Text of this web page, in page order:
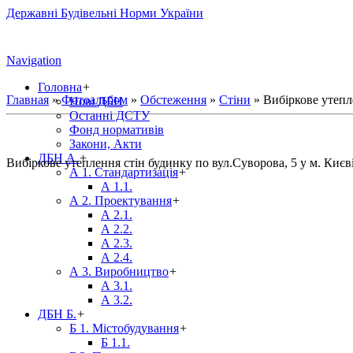
Державні Будівельні Норми України
Navigation
Головна+
Нові ДБН
Останні ДСТУ
Фонд нормативів
Закони, Акти
ДБН А.+
А 1. Стандартизація+
А 1.1.
А 2. Проектування+
А 2.1.
А 2.2.
А 2.3.
А 2.4.
А 3. Виробництво+
А 3.1.
А 3.2.
ДБН Б.+
Б 1. Містобудування+
Б 1.1.
Главная »Фотоальбом » Обстеження » Стіни » Вибіркове
Вибіркове утеплення стін будинку по вул.Суворова, 5 у м. Києві